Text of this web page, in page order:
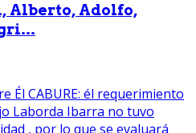
Alberto, Adolfo,